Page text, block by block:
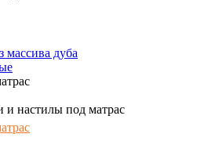
массива дуба
и настилы под матрас